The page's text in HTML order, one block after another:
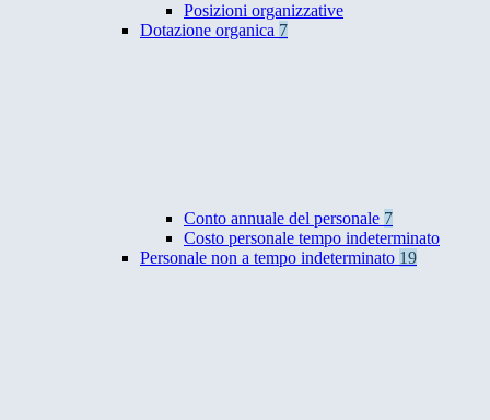
Posizioni organizzative
Dotazione organica 7
Conto annuale del personale 7
Costo personale tempo indeterminato
Personale non a tempo indeterminato 19